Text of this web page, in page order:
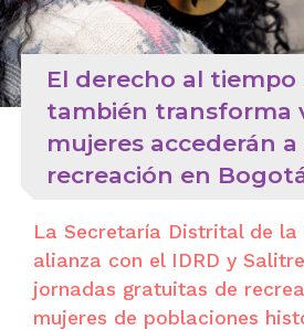
El derecho al tiempo
también transforma
mujeres accederán a
recreación en
La Secretaría Distrital de la
alianza con el IDRD y
jornadas gratuitas de
mujeres de poblaciones